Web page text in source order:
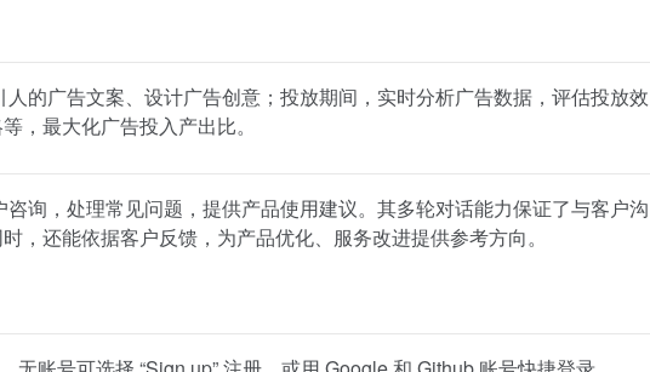
的广告文案、设计广告创意；投放期间，实时分析广告数据，评估投放效
，最大化广告投入产出比。
询，处理常见问题，提供产品使用建议。其多轮对话能力保证了与客户沟
，还能依据客户反馈，为产品优化、服务改进提供参考方向。